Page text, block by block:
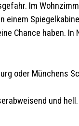
Im
einem
Chance haben.
oder Münchens
und